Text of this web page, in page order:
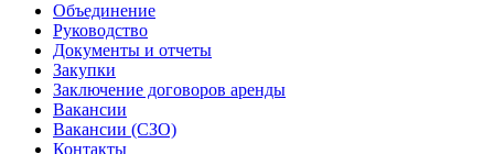
Объединение
Руководство
Документы и отчеты
Закупки
Заключение договоров аренды
Вакансии
Вакансии (СЗО)
Контакты